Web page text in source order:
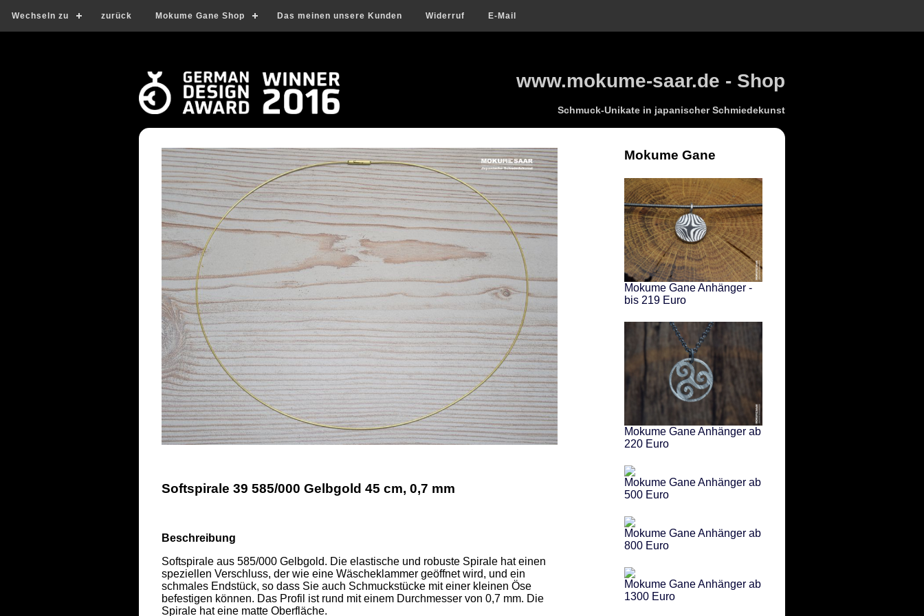
Wechseln zu zurück Mokume Gane Shop Das meinen unsere Kunden Widerruf E-Mail
www.mokume-saar.de - Shop
Schmuck-Unikate in japanischer Schmiedekunst
Softspirale 39 585/000 Gelbgold 45 cm, 0,7 mm
Beschreibung
Softspirale aus 585/000 Gelbgold. Die elastische und robuste Spirale hat einen
speziellen Verschluss, der wie eine Wäscheklammer geöffnet wird, und ein
schmales Endstück, so dass Sie auch Schmuckstücke mit einer kleinen Öse
befestigen können. Das Profil ist rund mit einem Durchmesser von 0,7 mm. Die
Spirale hat eine matte Oberfläche.
Mokume Gane
Mokume Gane Anhänger -
bis 219 Euro
Mokume Gane Anhänger ab
220 Euro
Mokume Gane Anhänger ab
500 Euro
Mokume Gane Anhänger ab
800 Euro
Mokume Gane Anhänger ab
1300 Euro